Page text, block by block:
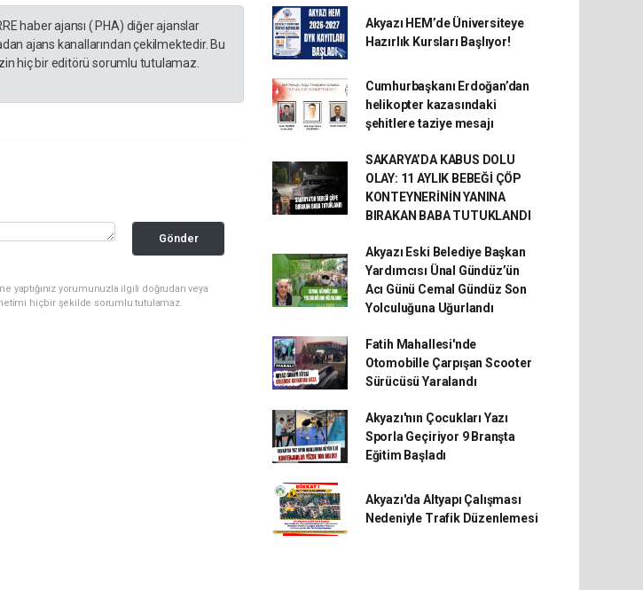
haber ajansı ( PHA) diğer ajanslar
ajans kanallarından çekilmektedir. Bu
hiç bir editörü sorumlu tutulamaz.
Gönder
yaptığınız yorumunuzla ilgili doğrudan veya
hiçbir şekilde sorumlu tutulamaz.
Akyazı HEM’de Üniversiteye
Hazırlık Kursları Başlıyor!
Cumhurbaşkanı Erdoğan’dan
helikopter kazasındaki
şehitlere taziye mesajı
SAKARYA’DA KABUS DOLU
OLAY: 11 AYLIK BEBEĞİ ÇÖP
KONTEYNERİNİN YANINA
BIRAKAN BABA TUTUKLANDI
Akyazı Eski Belediye Başkan
Yardımcısı Ünal Gündüz’ün
Acı Günü Cemal Gündüz Son
Yolculuğuna Uğurlandı
Fatih Mahallesi'nde
Otomobille Çarpışan Scooter
Sürücüsü Yaralandı
Akyazı'nın Çocukları Yazı
Sporla Geçiriyor 9 Branşta
Eğitim Başladı
Akyazı'da Altyapı Çalışması
Nedeniyle Trafik Düzenlemesi